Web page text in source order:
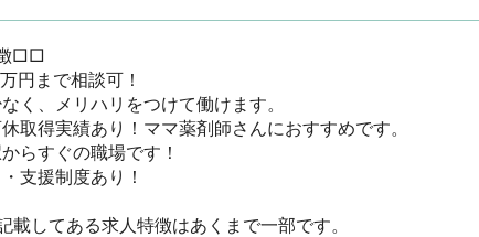
□□
円まで相談可！
なく、メリハリをつけて働けます。
休取得実績あり！ママ薬剤師さんにおすすめです。
からすぐの職場です！
支援制度あり！
載してある求人特徴はあくまで一部です。